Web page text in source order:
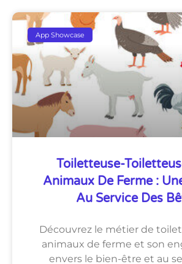
App Showcase
Toiletteuse-
Animaux De Ferme :
Au Service Des
Découvrez le métier de
animaux de ferme et son
envers le bien-être et au